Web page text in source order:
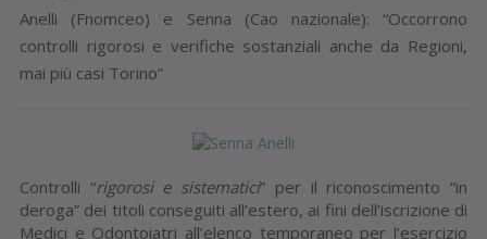
Anelli (Fnomceo) e Senna (Cao nazionale): “Occorrono
controlli rigorosi e verifiche sostanziali anche da Regioni,
mai più casi Torino”
Controlli “rigorosi e sistematici” per il riconoscimento “in
deroga” dei titoli conseguiti all’estero, ai fini dell’iscrizione di
Medici e Odontoiatri all’elenco temporaneo per l’esercizio